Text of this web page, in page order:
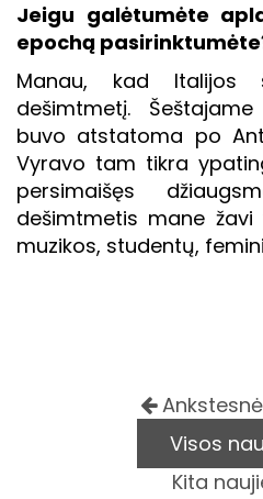
Jeigu galėtumėte
epochą
Manau, kad Italijos
dešimtmetį.
buvo atstatoma po
Vyravo tam tikra
persimaišęs
dešimtmetis mane
muzikos, studentų,
Visos
Kita